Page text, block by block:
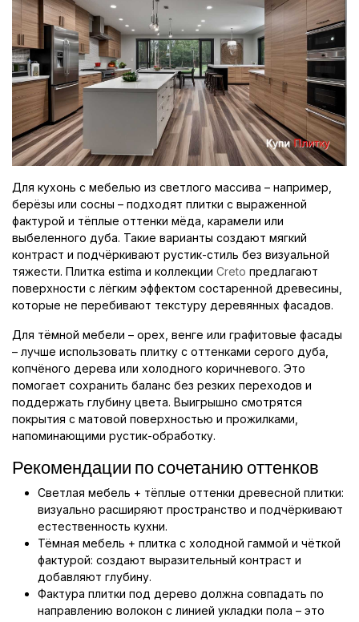
Для кухонь с мебелью из светлого массива – например,
берёзы или сосны – подходят плитки с выраженной
фактурой и тёплые оттенки мёда, карамели или
выбеленного дуба. Такие варианты создают мягкий
контраст и подчёркивают рустик-стиль без визуальной
тяжести. Плитка estimа и коллекции Creto предлагают
поверхности с лёгким эффектом состаренной древесины,
которые не перебивают текстуру деревянных фасадов.
Для тёмной мебели – орех, венге или графитовые фасады
– лучше использовать плитку с оттенками серого дуба,
копчёного дерева или холодного коричневого. Это
помогает сохранить баланс без резких переходов и
поддержать глубину цвета. Выигрышно смотрятся
покрытия с матовой поверхностью и прожилками,
напоминающими рустик-обработку.
Рекомендации по сочетанию оттенков
Светлая мебель + тёплые оттенки древесной плитки:
визуально расширяют пространство и подчёркивают
естественность кухни.
Тёмная мебель + плитка с холодной гаммой и чёткой
фактурой: создают выразительный контраст и
добавляют глубину.
Фактура плитки под дерево должна совпадать по
направлению волокон с линией укладки пола – это